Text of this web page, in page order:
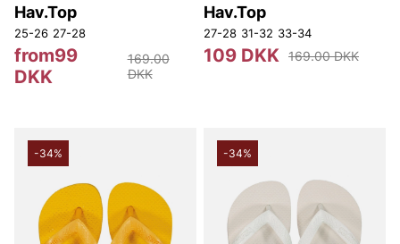
Hav.Top
25-26 27-28
from99
DKK
169.00
DKK
Hav.Top
27-28 31-32 33-34
109 DKK 169.00 DKK
-34% -34%